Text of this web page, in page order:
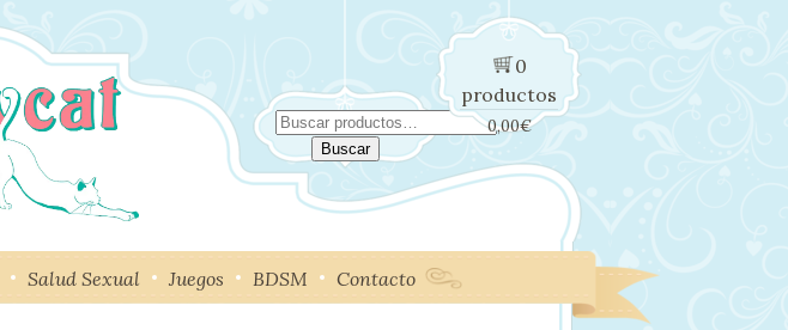
Buscar
por:
Buscar
0
productos
0,00€
Salud Sexual Juegos BDSM Contacto